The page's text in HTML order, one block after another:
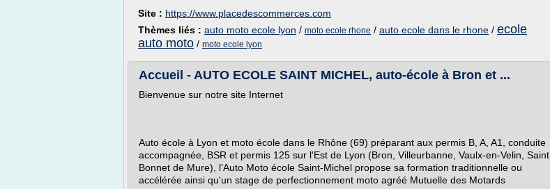
Site : https://www.placedescommerces.com
Thèmes liés : auto moto ecole lyon / moto ecole rhone / auto ecole dans le rhone / ecole
auto moto / moto ecole lyon
Accueil - AUTO ECOLE SAINT MICHEL, auto-école à Bron et ...
Bienvenue sur notre site Internet
Auto école à Lyon et moto école dans le Rhône (69) préparant aux permis B, A, A1, conduite
accompagnée, BSR et permis 125 sur l'Est de Lyon (Bron, Villeurbanne, Vaulx-en-Velin, Saint
Bonnet de Mure), l'Auto Moto école Saint-Michel propose sa formation traditionnelle ou
accélérée ainsi qu'un stage de perfectionnement moto agréé Mutuelle des Motards